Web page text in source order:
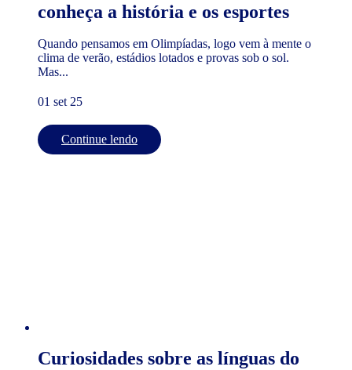
conheça a história e os esportes
Quando pensamos em Olimpíadas, logo vem à mente o
clima de verão, estádios lotados e provas sob o sol.
Mas...
01 set 25
Continue lendo
Curiosidades sobre as línguas do